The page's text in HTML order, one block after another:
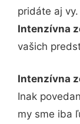
pridáte aj
Intenzívna
vašich
Intenzívna
Inak
my sme iba